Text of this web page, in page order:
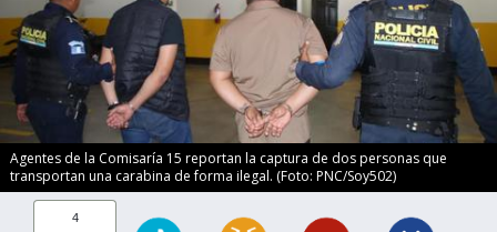
Agentes de la Comisaría 15 reportan la captura de dos personas que
transportan una carabina de forma ilegal. (Foto: PNC/Soy502)
4